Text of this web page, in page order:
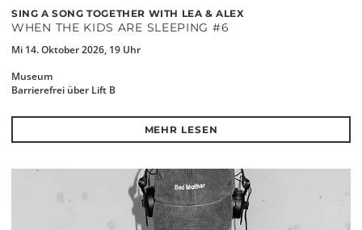
SING A SONG TOGETHER WITH LEA & ALEX
WHEN THE KIDS ARE SLEEPING #6
Mi 14. Oktober 2026, 19 Uhr
Museum
Barrierefrei über Lift B
MEHR LESEN